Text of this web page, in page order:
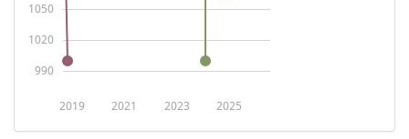
2019 2021 2023 2025
990
1020
1050